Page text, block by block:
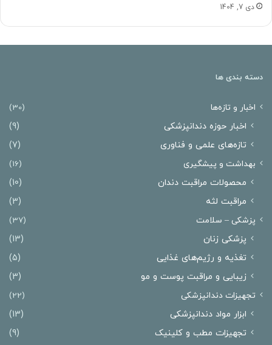
دی 7, 1404
دسته بندی ها
اخبار و تازه‌ها (30)
اخبار حوزه دندانپزشکی
(9)
تازه‌های علمی و فناوری
(7)
بهداشت و پیشگیری (16)
محصولات مراقبت دندان
(10)
مراقبت لثه
(3)
پزشکی – سلامت (37)
پزشکی زنان
(13)
تغذیه و رژیم‌های غذایی
(5)
زیبایی و مراقبت پوست و مو
(3)
تجهیزات دندانپزشکی (22)
ابزار مواد دندانپزشکی
(13)
تجهیزات مطب و کلینیک
(9)